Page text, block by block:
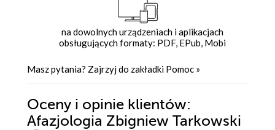
na dowolnych urządzeniach i aplikacjach
obsługujących formaty: PDF, EPub, Mobi
Masz pytania? Zajrzyj do zakładki Pomoc »
Oceny i opinie klientów:
Afazjologia Zbigniew Tarkowski